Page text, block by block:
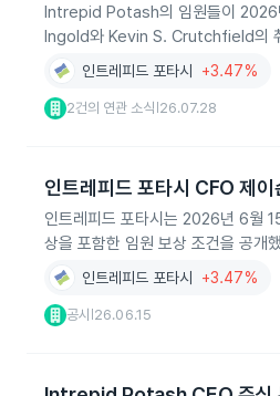
Intrepid Potash의 임원들이 2026
Ingold와 Kevin S. Crutchfield의 취
인트레피드 포타시 +3.47%
2건의 연관 소식 26.07.28
인트레피드 포타시 CFO 제이
인트레피드 포타시는 2026년 6월
상을 포함한 임원 보상 조건을 공개
인트레피드 포타시 +3.47%
공시 26.06.15